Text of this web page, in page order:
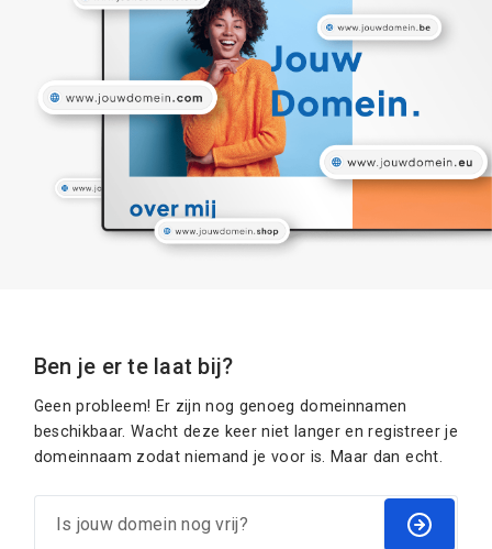
Ben je er te laat bij?
Geen probleem! Er zijn nog genoeg domeinnamen
beschikbaar. Wacht deze keer niet langer en registreer je
domeinnaam zodat niemand je voor is. Maar dan echt.